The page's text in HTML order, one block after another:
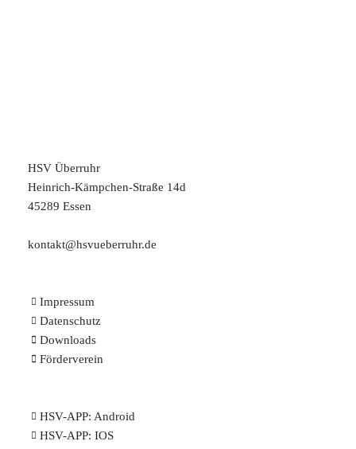
HSV Überruhr
Heinrich-Kämpchen-Straße 14d
45289 Essen
kontakt@hsvueberruhr.de
Impressum
Datenschutz
Downloads
Förderverein
HSV-APP: Android
HSV-APP: IOS